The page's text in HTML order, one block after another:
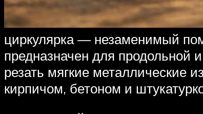
циркулярка — незаменимый
предназначен для продольной
резать мягкие металлические
кирпичом, бетоном и